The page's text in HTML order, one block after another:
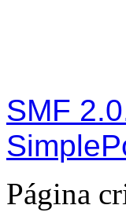
SMF
Página